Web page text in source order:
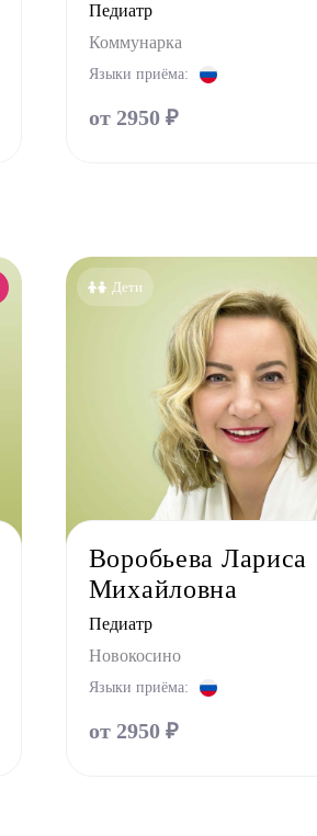
Ортопед
Остеопат
Пульмонолог
Стоматолог имплантолог
Стоматолог ортодонт
Стоматолог ортопед
Стоматолог хирург
Стоматолог терапевт
Физиотерапевт
Фониатр
Педиатр
Коммунарка
Языки приёма:
от 2950 ₽
Дети
Воробьева Лариса
Михайловна
Педиатр
Новокосино
Языки приёма:
от 2950 ₽